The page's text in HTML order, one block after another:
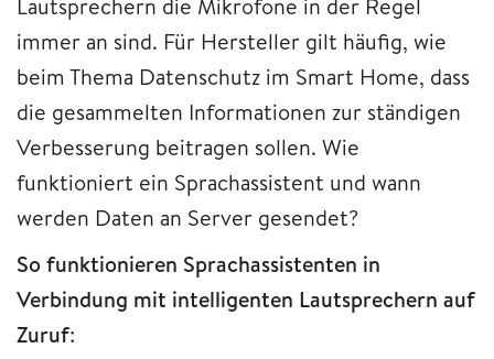
immer an sind. Für Hersteller gilt häufig, wie
beim Thema Datenschutz im Smart Home, dass
die gesammelten Informationen zur ständigen
Verbesserung beitragen sollen. Wie
funktioniert ein Sprachassistent und wann
werden Daten an Server gesendet?
So funktionieren Sprachassistenten in
Verbindung mit intelligenten Lautsprechern auf
Zuruf: